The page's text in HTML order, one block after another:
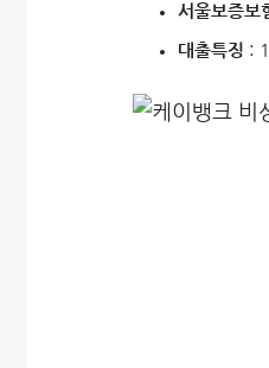
서울보증보
대출특징 :